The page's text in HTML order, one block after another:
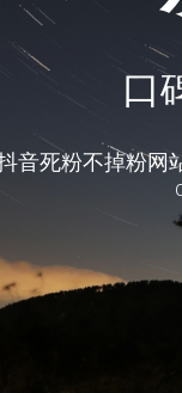
口
音死粉不掉粉